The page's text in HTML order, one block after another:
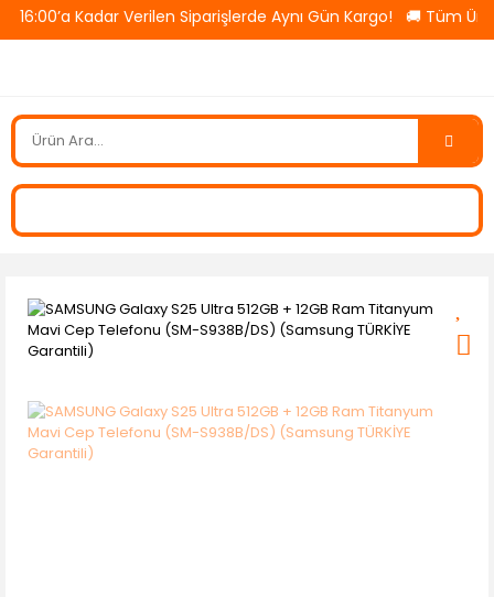
Siparişlerde Aynı Gün Kargo! 🚚 Tüm Ürünlerde